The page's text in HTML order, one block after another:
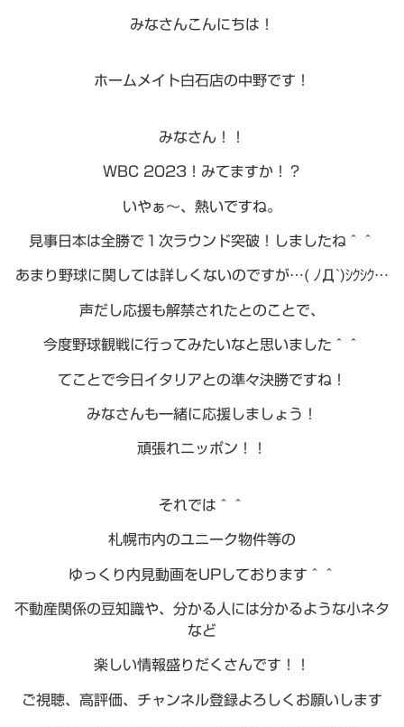
みなさんこんにちは！
ホームメイト白石店の中野です！
みなさん！！
WBC 2023！みてますか！？
いやぁ～、熱いですね。
見事日本は全勝で１次ラウンド突破！しましたね＾＾
あまり野球に関しては詳しくないのですが…( ﾉД`)ｼｸｼｸ…
声だし応援も解禁されたとのことで、
今度野球観戦に行ってみたいなと思いました＾＾
てことで今日イタリアとの準々決勝ですね！
みなさんも一緒に応援しましょう！
頑張れニッポン！！
それでは＾＾
札幌市内のユニーク物件等の
ゆっくり内見動画をUPしております＾＾
不動産関係の豆知識や、分かる人には分かるような小ネタ
など
楽しい情報盛りだくさんです！！
ご視聴、高評価、チャンネル登録よろしくお願いします